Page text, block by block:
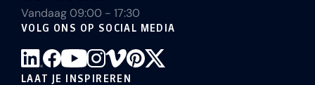
Vandaag 09:00 - 17:30
VOLG ONS OP SOCIAL MEDIA
LAAT JE INSPIREREN